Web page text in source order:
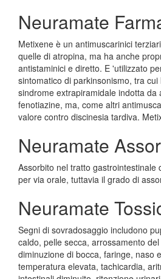
Neuramate
Metixene è un antimuscarinici
quelle di atropina, ma ha anche
antistaminici e diretto. E 'utilizzato
sintomatico di parkinsonismo, tra
sindrome extrapiramidale indotta da
fenotiazine, ma, come altri
valore contro discinesia tardiva.
Neuramate
Assorbito nel tratto gastrointestinale
per via orale, tuttavia il grado di
Neuramate
Segni di sovradosaggio includono
caldo, pelle secca, arrossamento
diminuzione di bocca, faringe, naso
temperatura elevata, tachicardia,